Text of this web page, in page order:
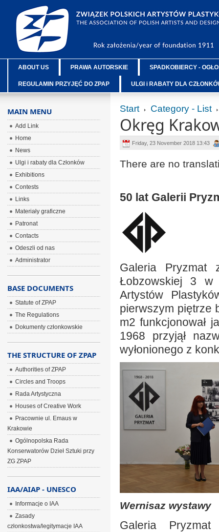
ABOUT US PRAWA AUTORSKIE SPADKOBIERCY -
REGULAMIN PRZYJĘĆ DO ZPAP ULGI i RABATY DLA
Start Category - List
Okręg
Friday, 23 November 2018 13:43
There are no
50 lat Galerii
Galeria Pryzmat
Łobzowskiej 3 w
Artystów
pierwszym piętrze
m2 funkcjonował
1968 przyjął
wyłonionego z
Wernisaz wystawy
Galeria
MAIN MENU
Add Link
Home
News
Ulgi i rabaty dla Członków
Exhibitions
Contests
Links
Materiały graficzne
Patronat
Contacts
Odeszli od nas
Administrator
BASE DOCUMENTS
Statute of ZPAP
The Regulations
Dokumenty członkowskie
THE STRUCTURE OF ZPAP
Authorities of ZPAP
Circles and Troops
Rada Artystyczna
Houses of Creative Work
Pracownie ul. Emaus w
Krakowie
Ogólnopolska Rada
Konserwatorów Dzieł Sztuki przy
ZG ZPAP
IAA/AIAP - UNESCO
Informacje o IAA
Zasady
członkostwa/legitymacje IAA